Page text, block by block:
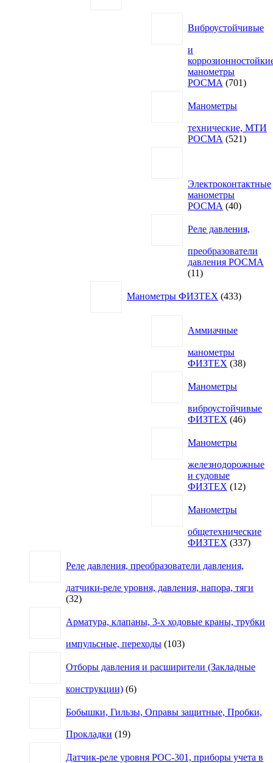
Виброустойчивые
и
манометры
РОСМА
701701
Манометры
технические, МТИ
РОСМА
521521
Электроконтактные
манометры
РОСМА
4040
Реле давления,
преобразователи
давления РОСМА
1111
Манометры ФИЗТЕХ 433товара
Аммиачные
манометры
ФИЗТЕХ 3838
Манометры
виброустойчивые
ФИЗТЕХ 4646
Манометры
железнодорожные
и судовые
ФИЗТЕХ
1212
Манометры
общетехнические
ФИЗТЕХ 337337
Реле давления, преобразователи давления,
датчики-реле уровня, давления, напора, тяги
3232
Арматура, клапаны, 3-х ходовые краны, трубки
импульсные, переходы 103103
Отборы давления и расширители (Закладные
конструкции) 66
Бобышки, Гильзы, Оправы защитные, Пробки,
Прокладки 1919
Датчик-реле уровня РОС-301, приборы учета в